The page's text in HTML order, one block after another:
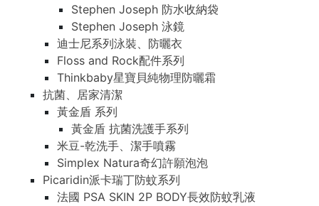
Stephen Joseph 防水收納袋
Stephen Joseph 泳鏡
迪士尼系列泳裝、防曬衣
Floss and Rock配件系列
Thinkbaby星寶貝純物理防曬霜
抗菌、居家清潔
黃金盾 系列
黃金盾 抗菌洗護手系列
米豆-乾洗手、潔手噴霧
Simplex Natura奇幻許願泡泡
Picaridin派卡瑞丁防蚊系列
法國 PSA SKIN 2P BODY長效防蚊乳液